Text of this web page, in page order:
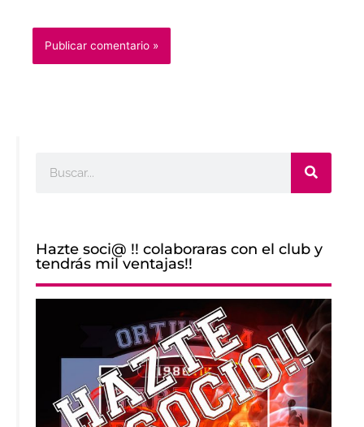
Hazte soci@ !! colaboraras con el club y
tendrás mil ventajas!!